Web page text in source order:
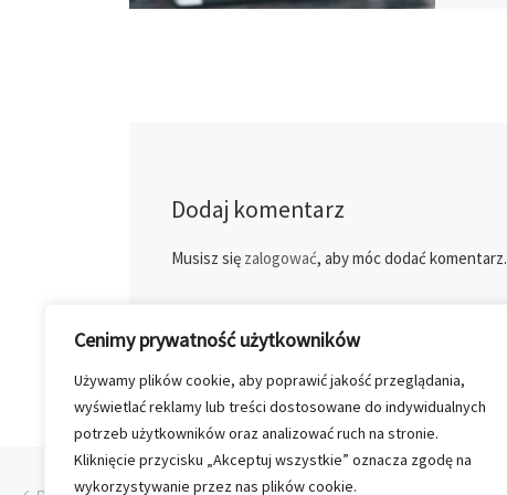
Cenimy prywatność użytkowników
Używamy plików cookie, aby poprawić jakość przeglądania,
wyświetlać reklamy lub treści dostosowane do indywidualnych
potrzeb użytkowników oraz analizować ruch na stronie.
Kliknięcie przycisku „Akceptuj wszystkie” oznacza zgodę na
wykorzystywanie przez nas plików cookie.
Dodaj komentarz
Musisz się zalogować, aby móc dodać komentarz.
Przeglądanie Wpisów
Poprzedni post